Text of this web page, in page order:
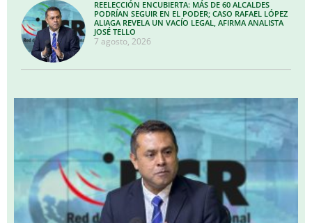
REELECCIÓN ENCUBIERTA: MÁS DE 60 ALCALDES
PODRÍAN SEGUIR EN EL PODER; CASO RAFAEL LÓPEZ
ALIAGA REVELA UN VACÍO LEGAL, AFIRMA ANALISTA
JOSÉ TELLO
7 agosto, 2026